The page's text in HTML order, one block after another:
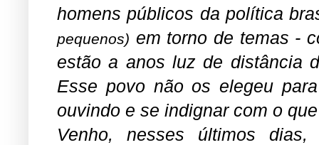
homens públicos da política
pequenos) em torno de temas -
estão a anos luz de distância
Esse povo não os elegeu
ouvindo e se indignar com o
Venho, nesses últimos